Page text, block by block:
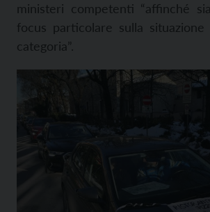
ministeri competenti “affinché
focus particolare sulla situazione
categoria”.